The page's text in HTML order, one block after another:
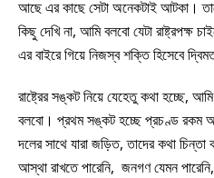
আছে এর কাছে সেটা অনেকটাই আটকা।
কিছু দেখি না, আমি বলবো যেটা রাষ্ট্রপক্ষ
এর বাইরে গিয়ে নিজস্ব শক্তি হিসেবে
রাষ্ট্রের সঙ্কট নিয়ে যেহেতু কথা হচ্ছে,
বলবো। প্রথম সঙ্কট হচ্ছে প্রচণ্ড রকম
দলের সাথে যারা জড়িত, তাদের কথা
আস্থা রাখতে পারেনি, জনগণ যেমন